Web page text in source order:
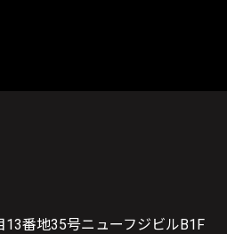
番地35号ニューフジビルB1F